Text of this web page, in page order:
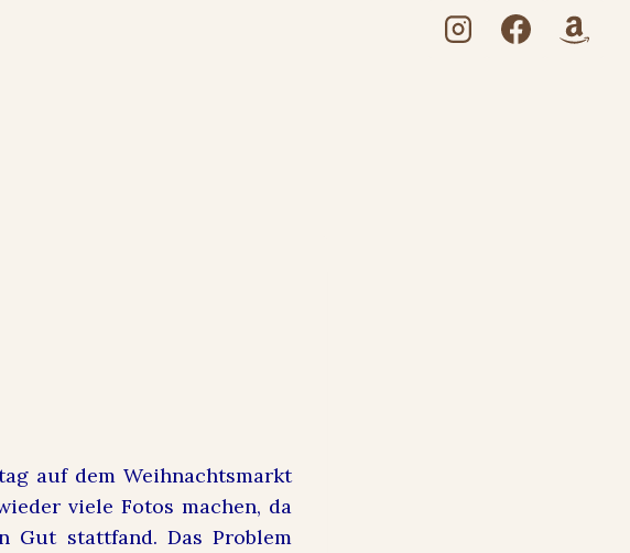
auf dem Weihnachtsmarkt
viele Fotos machen, da
Gut stattfand. Das Problem